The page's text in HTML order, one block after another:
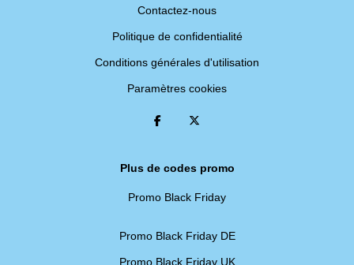
Contactez-nous
Politique de confidentialité
Conditions générales d'utilisation
Paramètres cookies
Plus de codes promo
Promo Black Friday
Promo Black Friday DE
Promo Black Friday UK